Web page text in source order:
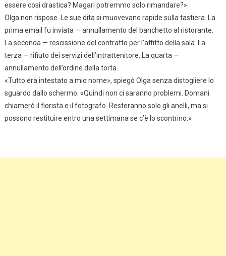
essere così drastica? Magari potremmo solo rimandare?»
Olga non rispose. Le sue dita si muovevano rapide sulla tastiera. La
prima email fu inviata — annullamento del banchetto al ristorante.
La seconda — rescissione del contratto per l’affitto della sala. La
terza — rifiuto dei servizi dell’intrattenitore. La quarta —
annullamento dell’ordine della torta.
«Tutto era intestato a mio nome», spiegò Olga senza distogliere lo
sguardo dallo schermo. «Quindi non ci saranno problemi. Domani
chiamerò il fiorista e il fotografo. Resteranno solo gli anelli, ma si
possono restituire entro una settimana se c’è lo scontrino.»